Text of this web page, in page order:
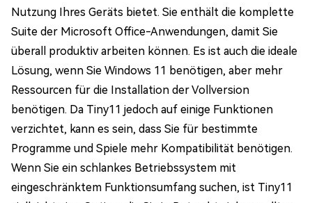
Nutzung Ihres Geräts bietet. Sie enthält die komplette
Suite der Microsoft Office-Anwendungen, damit Sie
überall produktiv arbeiten können. Es ist auch die ideale
Lösung, wenn Sie Windows 11 benötigen, aber mehr
Ressourcen für die Installation der Vollversion
benötigen. Da Tiny11 jedoch auf einige Funktionen
verzichtet, kann es sein, dass Sie für bestimmte
Programme und Spiele mehr Kompatibilität benötigen.
Wenn Sie ein schlankes Betriebssystem mit
eingeschränktem Funktionsumfang suchen, ist Tiny11